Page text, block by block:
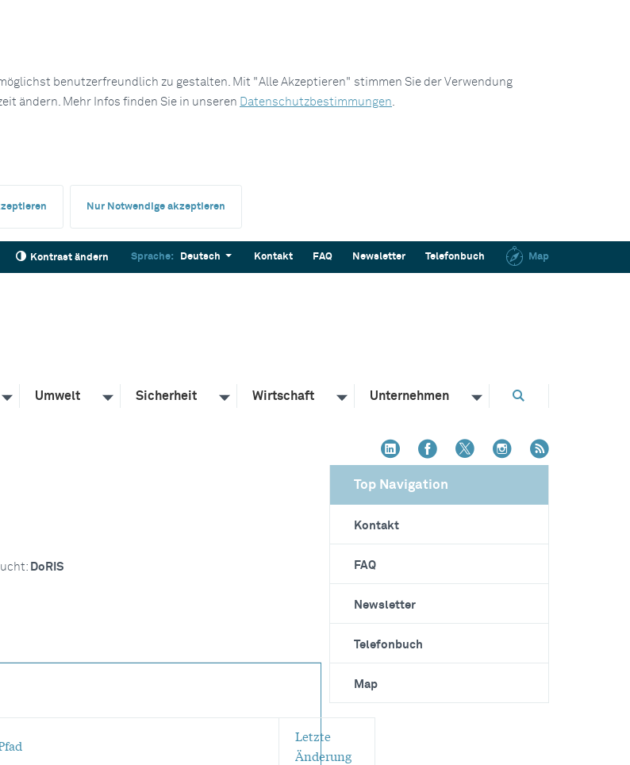
benutzerfreundlich zu gestalten. Mit "Alle Akzeptieren" stimmen Sie der Verwendung
ändern. Mehr Infos finden Sie in unseren Datenschutzbestimmungen.
Nur Notwendige akzeptieren
Kontrast ändern Sprache: Deutsch Kontakt FAQ Newsletter Telefonbuch Map
Umwelt Sicherheit Wirtschaft Unternehmen
DoRIS
Letzte
Änderung
Top Navigation
Kontakt
FAQ
Newsletter
Telefonbuch
Map